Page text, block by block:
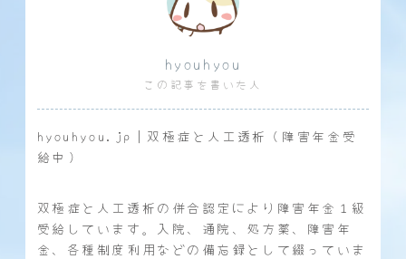
hyouhyou
この記事を書いた人
hyouhyou.jp｜双極症と人工透析（障害年金受
給中）
双極症と人工透析の併合認定により障害年金１級
受給しています。入院、通院、処方薬、障害年
金、各種制度利用などの備忘録として綴っていま